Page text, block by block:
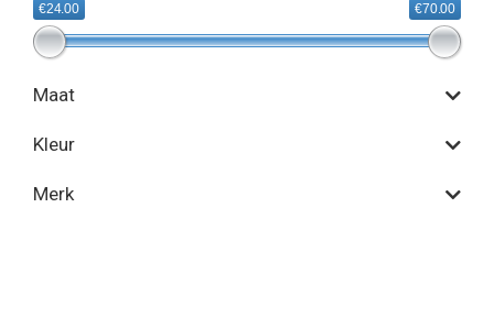
€24.00 €70.00
Maat
Kleur
Merk